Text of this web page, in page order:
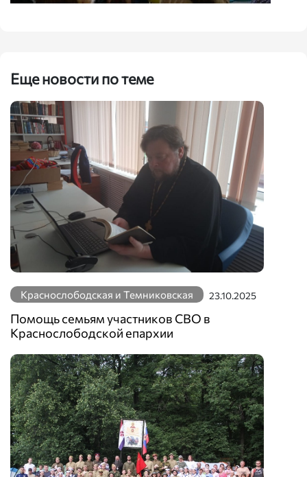
Еще новости по теме
Краснослободская и Темниковская 23.10.2025
Помощь семьям участников СВО в
Краснослободской епархии